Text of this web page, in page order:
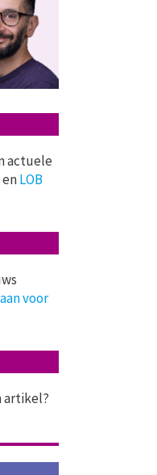
actuele
enLOB
voor
artikel?